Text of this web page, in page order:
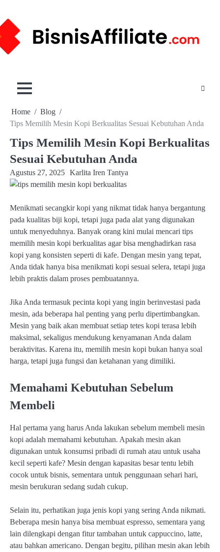
content
Home
Blog
Tips Memilih Mesin Kopi Berkualitas Sesuai Kebutuhan Anda
Tips Memilih Mesin Kopi Berkualitas
Sesuai Kebutuhan Anda
Agustus 27, 2025 Karlita Iren Tantya
Menikmati secangkir kopi yang nikmat tidak hanya bergantung
pada kualitas biji kopi, tetapi juga pada alat yang digunakan
untuk menyeduhnya. Banyak orang kini mulai mencari tips
memilih mesin kopi berkualitas agar bisa menghadirkan rasa
kopi yang konsisten seperti di kafe. Dengan mesin yang tepat,
Anda tidak hanya bisa menikmati kopi sesuai selera, tetapi juga
lebih praktis dalam proses pembuatannya.
Jika Anda termasuk pecinta kopi yang ingin berinvestasi pada
mesin, ada beberapa hal penting yang perlu dipertimbangkan.
Mesin yang baik akan membuat setiap tetes kopi terasa lebih
maksimal, sekaligus mendukung kenyamanan Anda dalam
beraktivitas. Karena itu, memilih mesin kopi bukan hanya soal
harga, tetapi juga fungsi dan ketahanan yang dimiliki.
Memahami Kebutuhan Sebelum
Membeli
Hal pertama yang harus Anda lakukan sebelum membeli mesin
kopi adalah memahami kebutuhan. Apakah mesin akan
digunakan untuk konsumsi pribadi di rumah atau untuk usaha
kecil seperti kafe? Mesin dengan kapasitas besar tentu lebih
cocok untuk bisnis, sementara untuk penggunaan sehari hari,
mesin berukuran sedang sudah cukup.
Selain itu, perhatikan juga jenis kopi yang sering Anda nikmati.
Beberapa mesin hanya bisa membuat espresso, sementara yang
lain dilengkapi dengan fitur tambahan untuk cappuccino, latte,
atau bahkan americano. Dengan begitu, pilihan mesin akan lebih